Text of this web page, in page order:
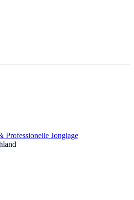
Professionelle Jonglage